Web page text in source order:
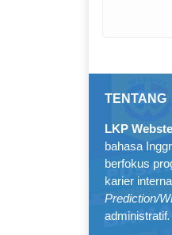
TENTANG
LKP
bahasa
berfokus
karier
Prediction/
administratif.